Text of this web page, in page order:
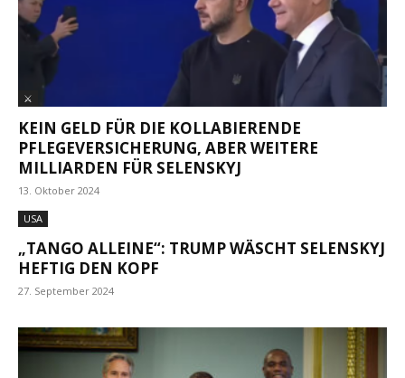
⚔
KEIN GELD FÜR DIE KOLLABIERENDE
PFLEGEVERSICHERUNG, ABER WEITERE
MILLIARDEN FÜR SELENSKYJ
13. Oktober 2024
USA
„TANGO ALLEINE“: TRUMP WÄSCHT SELENSKYJ
HEFTIG DEN KOPF
27. September 2024